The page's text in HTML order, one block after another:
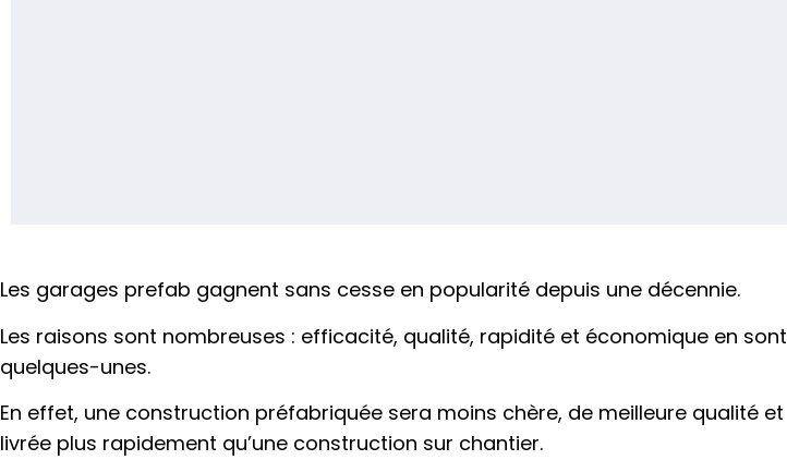
Les garages prefab gagnent sans cesse en popularité depuis une décennie.
Les raisons sont nombreuses : efficacité, qualité, rapidité et économique en sont
quelques-unes.
En effet, une construction préfabriquée sera moins chère, de meilleure qualité et
livrée plus rapidement qu’une construction sur chantier.